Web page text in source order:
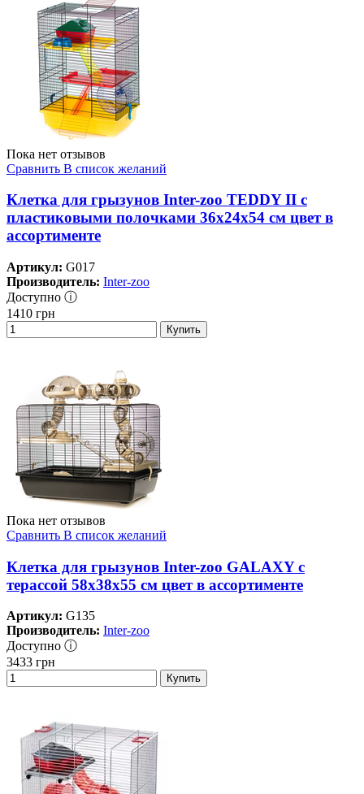
Пока нет отзывов
Сравнить В список желаний
Клетка для грызунов Inter-zoo TEDDY II с
пластиковыми полочками 36х24х54 см цвет в
ассортименте
Артикул: G017
Производитель: Inter-zoo
Доступно ⓘ
1410 грн
Купить
Пока нет отзывов
Сравнить В список желаний
Клетка для грызунов Inter-zoo GALAXY с
терассой 58х38х55 см цвет в ассортименте
Артикул: G135
Производитель: Inter-zoo
Доступно ⓘ
3433 грн
Купить